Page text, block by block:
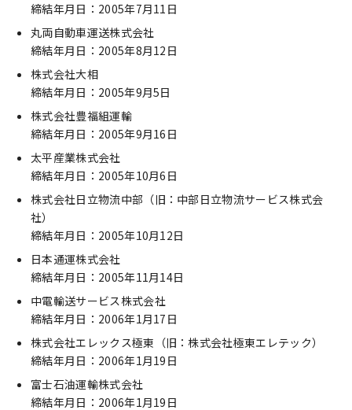
締結年月日：2005年7月11日
丸両自動車運送株式会社
締結年月日：2005年8月12日
株式会社大相
締結年月日：2005年9月5日
株式会社豊福組運輸
締結年月日：2005年9月16日
太平産業株式会社
締結年月日：2005年10月6日
株式会社日立物流中部（旧：中部日立物流サービス株式会
社）
締結年月日：2005年10月12日
日本通運株式会社
締結年月日：2005年11月14日
中電輸送サービス株式会社
締結年月日：2006年1月17日
株式会社エレックス極東（旧：株式会社極東エレテック）
締結年月日：2006年1月19日
富士石油運輸株式会社
締結年月日：2006年1月19日